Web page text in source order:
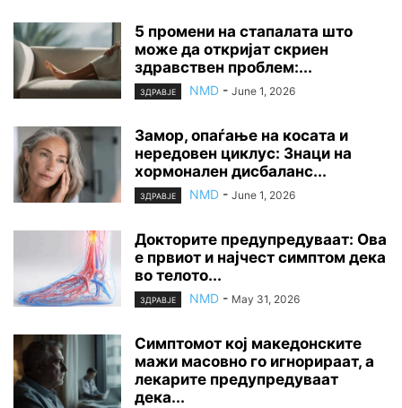
5 промени на стапалата што
може да откријат скриен
здравствен проблем:...
ЗДРАВЈЕ NMD - June 1, 2026
Замор, опаѓање на косата и
нередовен циклус: Знаци на
хормонален дисбаланс...
ЗДРАВЈЕ NMD - June 1, 2026
Докторите предупредуваат: Ова
е првиот и најчест симптом дека
во телото...
ЗДРАВЈЕ NMD - May 31, 2026
Симптомот кој македонските
мажи масовно го игнорираат, а
лекарите предупредуваат
дека...